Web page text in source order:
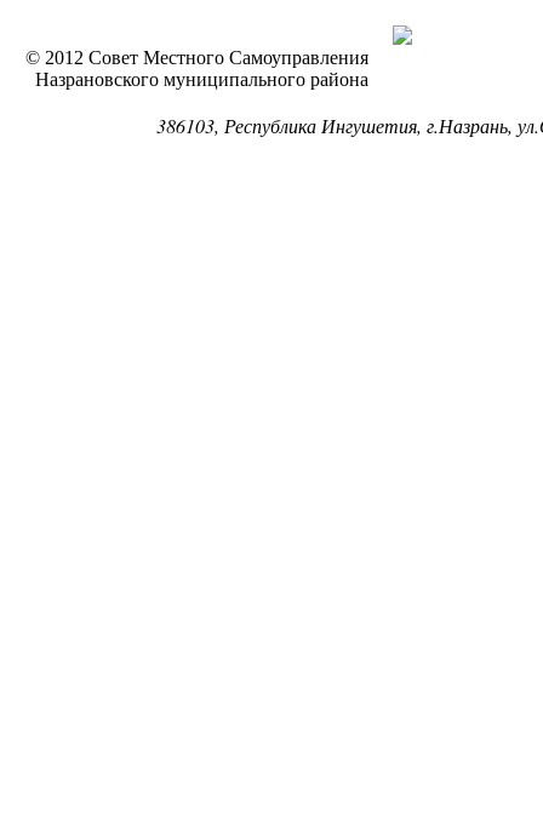
© 2012 Совет Местного Самоуправления
Назрановского муниципального района
386103, Республика Ингушетия, г.Назрань,